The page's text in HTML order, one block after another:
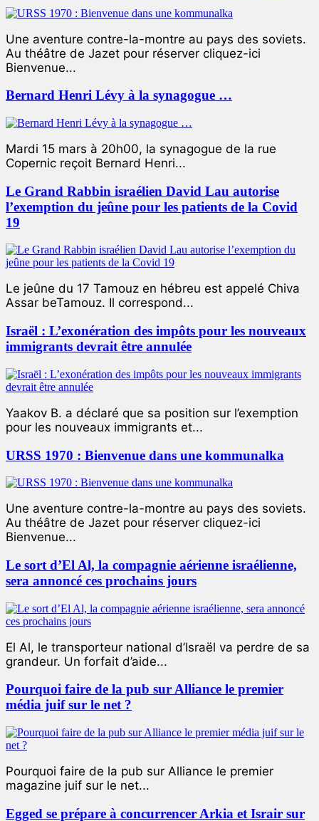
Une aventure contre-la-montre au pays des soviets.
Au théâtre de Jazet pour réserver cliquez-ici
Bienvenue...
Bernard Henri Lévy à la synagogue …
Mardi 15 mars à 20h00, la synagogue de la rue
Copernic reçoit Bernard Henri...
Le Grand Rabbin israélien David Lau autorise
l’exemption du jeûne pour les patients de la Covid
19
Le jeûne du 17 Tamouz en hébreu est appelé Chiva
Assar beTamouz. Il correspond...
Israël : L’exonération des impôts pour les nouveaux
immigrants devrait être annulée
Yaakov B. a déclaré que sa position sur l’exemption
pour les nouveaux immigrants et...
URSS 1970 : Bienvenue dans une kommunalka
Une aventure contre-la-montre au pays des soviets.
Au théâtre de Jazet pour réserver cliquez-ici
Bienvenue...
Le sort d’El Al, la compagnie aérienne israélienne,
sera annoncé ces prochains jours
El Al, le transporteur national d’Israël va perdre de sa
grandeur. Un forfait d’aide...
Pourquoi faire de la pub sur Alliance le premier
média juif sur le net ?
Pourquoi faire de la pub sur Alliance le premier
magazine juif sur le net...
Egged se prépare à concurrencer Arkia et Israir sur